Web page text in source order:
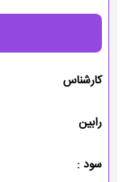
کارشناس
رابین
سود :